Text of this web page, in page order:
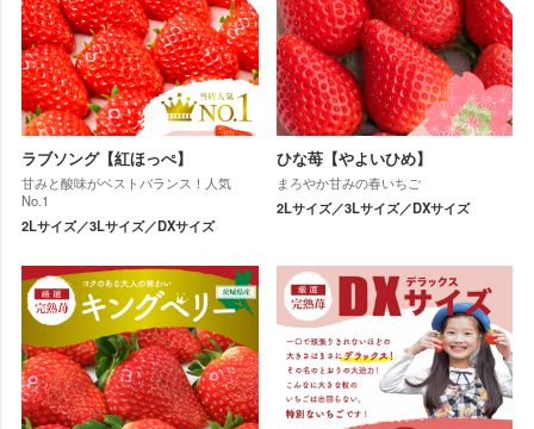
ラブソング【紅ほっぺ】
甘みと酸味がベストバランス！人気
No.1
2Lサイズ／3Lサイズ／DXサイズ
ひな苺【やよいひめ】
まろやか甘みの春いちご
2Lサイズ／3Lサイズ／DXサイズ